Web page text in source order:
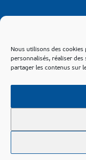
Nous utilisons des
personnalisés, réaliser
partager les contenus sur
venir sur les
© 2021